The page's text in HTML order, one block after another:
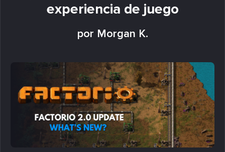
experiencia de juego
por Morgan K.